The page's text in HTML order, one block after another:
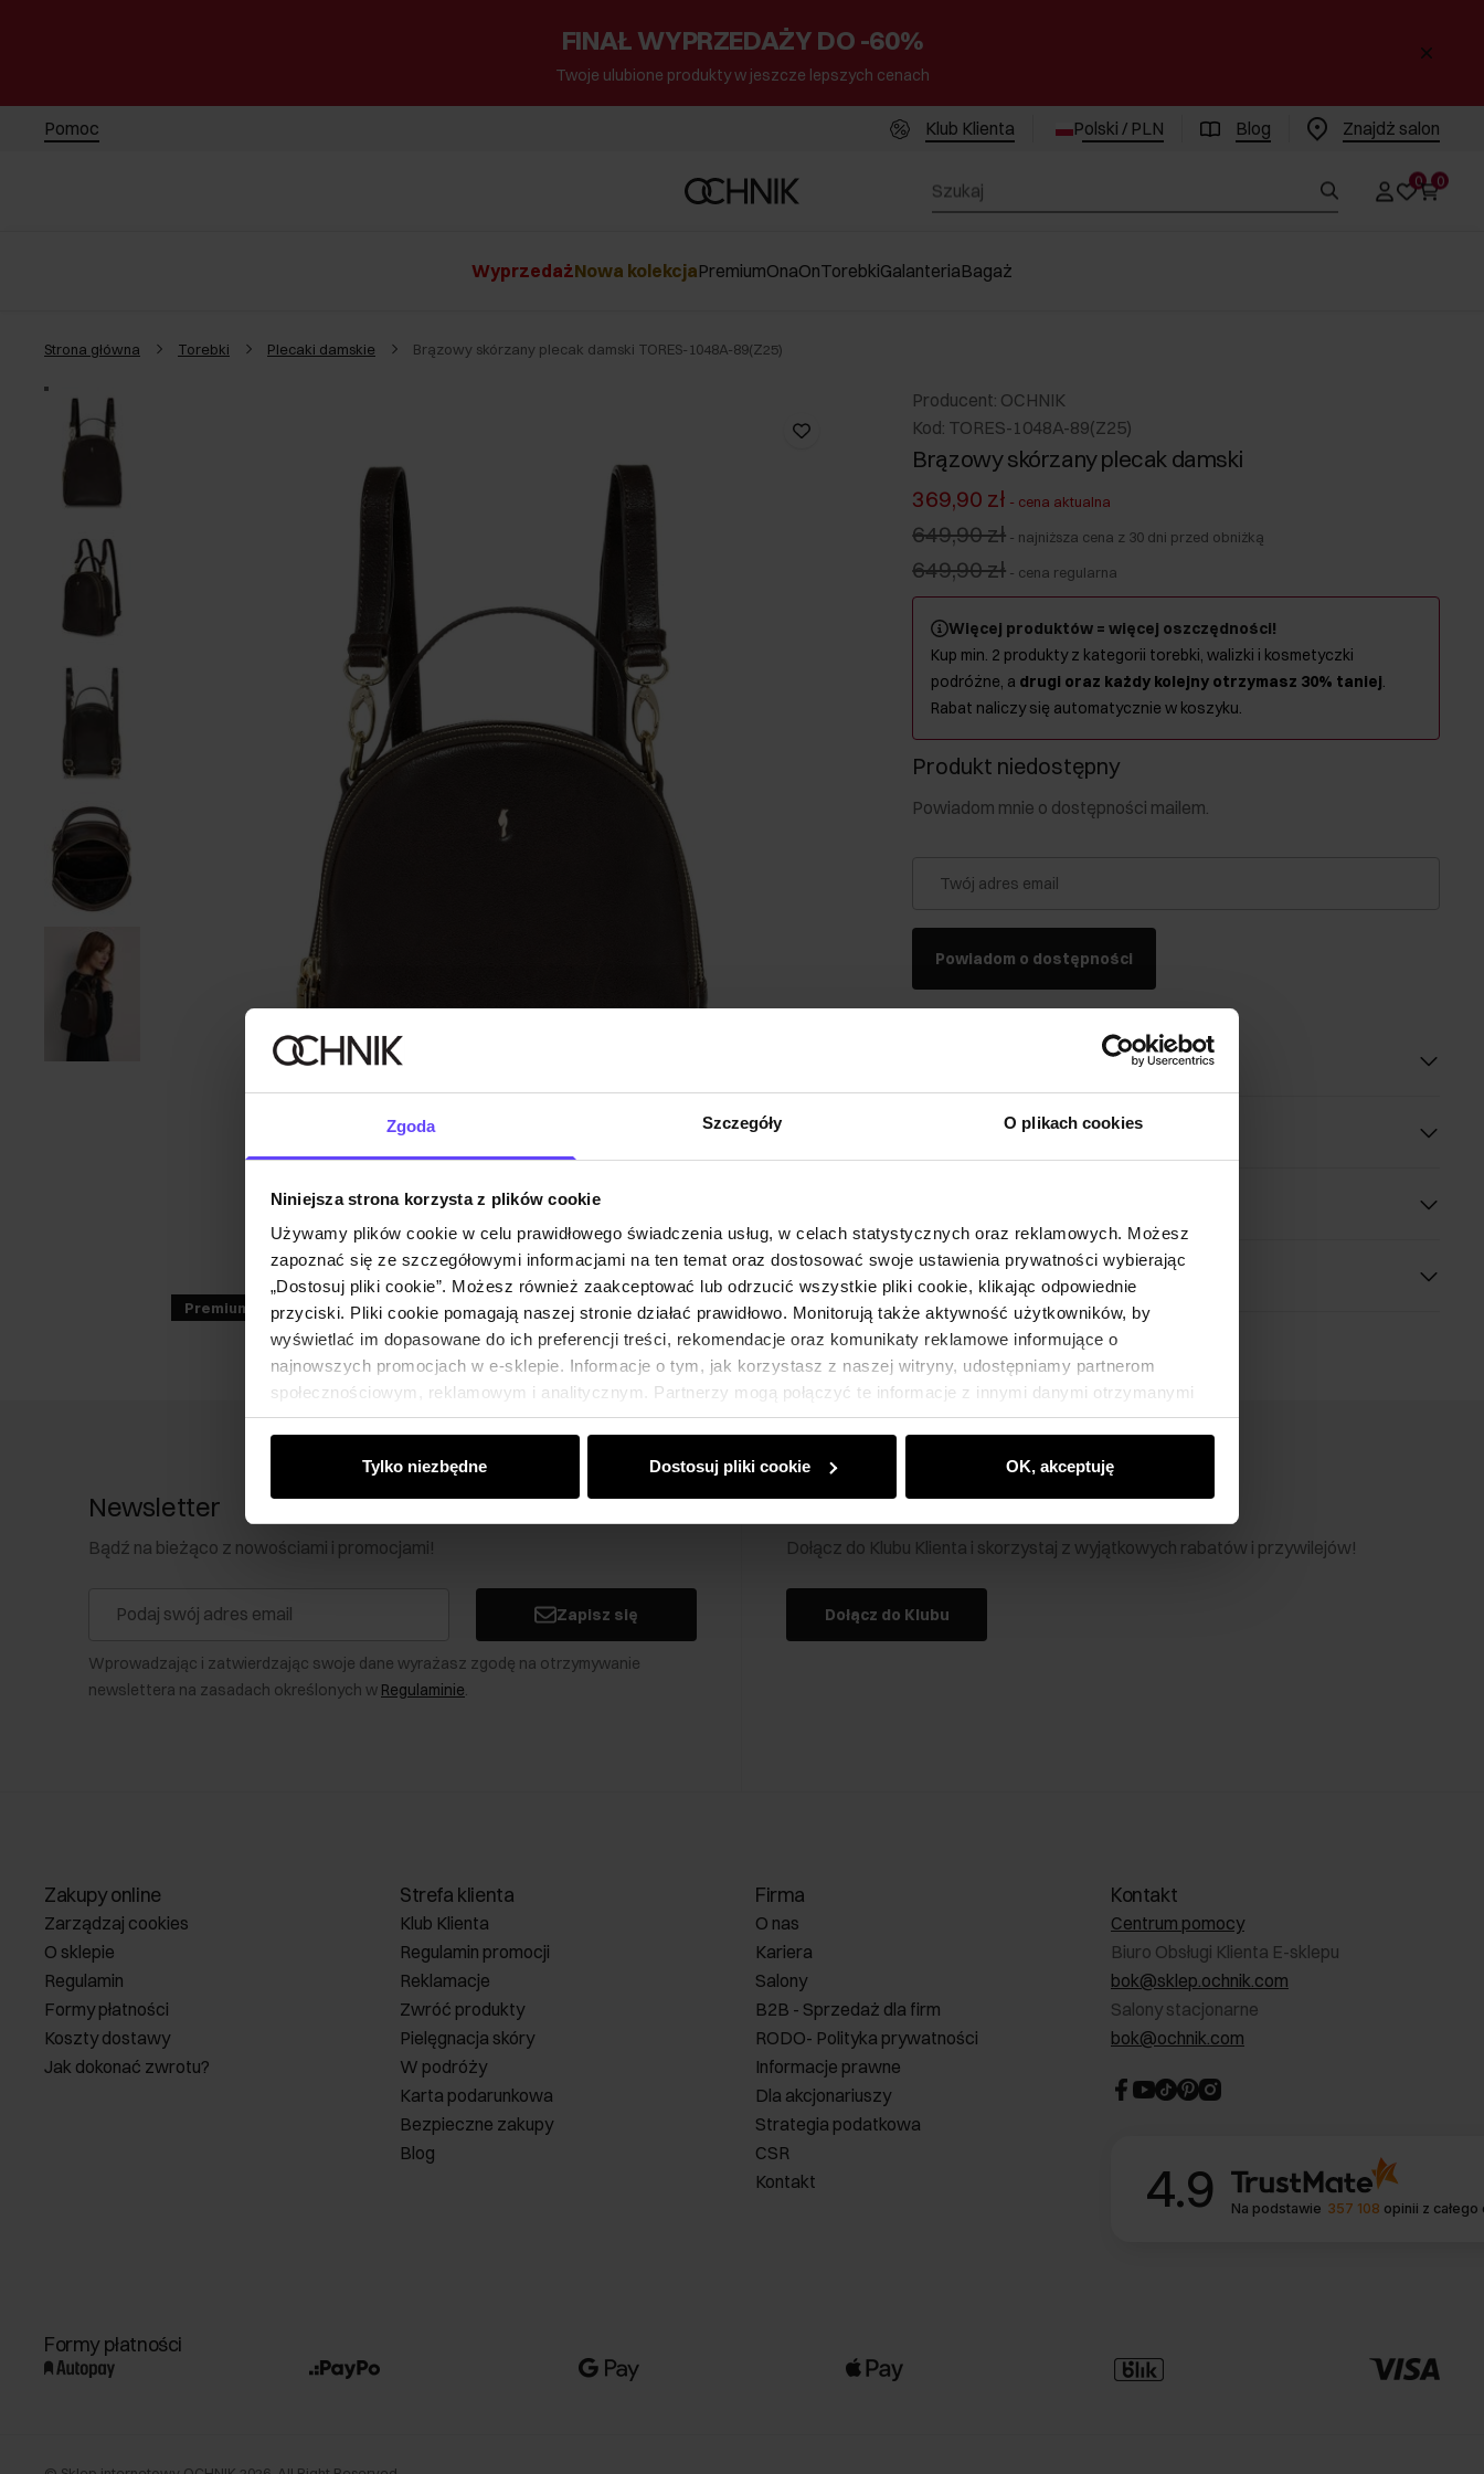
Zgoda Szczegóły O plikach cookies
Niniejsza strona korzysta z plików cookie
Używamy plików cookie w celu prawidłowego świadczenia usług, w celach statystycznych oraz reklamowych. Możesz
zapoznać się ze szczegółowymi informacjami na ten temat oraz dostosować swoje ustawienia prywatności wybierając
„Dostosuj pliki cookie”. Możesz również zaakceptować lub odrzucić wszystkie pliki cookie, klikając odpowiednie
przyciski. Pliki cookie pomagają naszej stronie działać prawidłowo. Monitorują także aktywność użytkowników, by
wyświetlać im dopasowane do ich preferencji treści, rekomendacje oraz komunikaty reklamowe informujące o
najnowszych promocjach w e-sklepie. Informacje o tym, jak korzystasz z naszej witryny, udostępniamy partnerom
społecznościowym, reklamowym i analitycznym. Partnerzy mogą połączyć te informacje z innymi danymi otrzymanymi
od Ciebie lub uzyskanymi podczas korzystania z ich usług.
Tylko niezbędne Dostosuj pliki cookie OK, akceptuję
FINAŁ WYPRZEDAŻY DO -60%
Twoje ulubione produkty w jeszcze lepszych cenach
Pomoc Klub Klienta Polski / PLN Blog Znajdż salon
0 0
WyprzedażNowa kolekcjaPremiumOnaOnTorebkiGalanteriaBagaż
Strona główna Torebki Plecaki damskie Brązowy skórzany plecak damski TORES-1048A-89(Z25)
Premium
Producent: OCHNIK
Kod: TORES-1048A-89(Z25)
Brązowy skórzany plecak damski
369,90 zł - cena aktualna
649,90 zł - najniższa cena z 30 dni przed obniżką
649,90 zł - cena regularna
Więcej produktów = więcej oszczędności!
Kup min. 2 produkty z kategorii torebki, walizki i kosmetyczki
podróżne, a drugi oraz każdy kolejny otrzymasz 30% taniej.
Rabat naliczy się automatycznie w koszyku.
Produkt niedostępny
Powiadom mnie o dostępności mailem.
Twój adres email
Powiadom o dostępności
Szczegóły
Opinie
Newsletter
Bądź na bieżąco z nowościami i promocjami!
Zapisz się
Wprowadzając i zatwierdzając swoje dane wyrażasz zgodę na otrzymywanie
newslettera na zasadach określonych w Regulaminie.
Klub Klienta Ochnik
Dołącz do Klubu Klienta i skorzystaj z wyjątkowych rabatów i przywilejów!
Dołącz do Klubu
Zakupy online
Zarządzaj cookies
O sklepie
Regulamin
Formy płatności
Koszty dostawy
Jak dokonać zwrotu?
Strefa klienta
Klub Klienta
Regulamin promocji
Reklamacje
Zwróć produkty
Pielęgnacja skóry
W podróży
Karta podarunkowa
Bezpieczne zakupy
Blog
Firma
O nas
Kariera
Salony
B2B - Sprzedaż dla firm
RODO- Polityka prywatności
Informacje prawne
Dla akcjonariuszy
Strategia podatkowa
CSR
Kontakt
Kontakt
Centrum pomocy
Biuro Obsługi Klienta E-sklepu
bok@sklep.ochnik.com
Salony stacjonarne
bok@ochnik.com
4.9 Na podstawie 357 108 opinii z
Formy płatności